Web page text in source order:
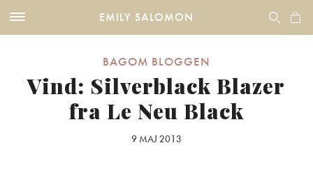
EMILY SALOMON
BAGOM BLOGGEN
Vind: Silverblack Blazer
fra Le Neu Black
9 MAJ 2013